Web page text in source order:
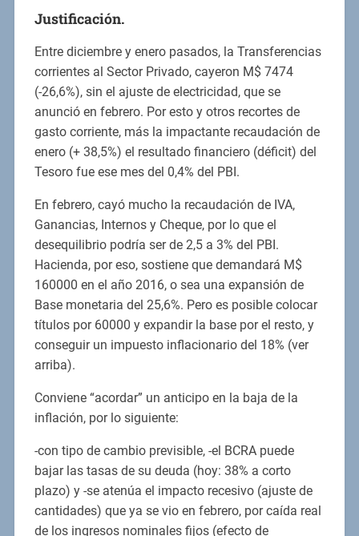
Justificación.
Entre diciembre y enero pasados, la Transferencias
corrientes al Sector Privado, cayeron M$ 7474
(-26,6%), sin el ajuste de electricidad, que se
anunció en febrero. Por esto y otros recortes de
gasto corriente, más la impactante recaudación de
enero (+ 38,5%) el resultado financiero (déficit) del
Tesoro fue ese mes del 0,4% del PBI.
En febrero, cayó mucho la recaudación de IVA,
Ganancias, Internos y Cheque, por lo que el
desequilibrio podría ser de 2,5 a 3% del PBI.
Hacienda, por eso, sostiene que demandará M$
160000 en el año 2016, o sea una expansión de
Base monetaria del 25,6%. Pero es posible colocar
títulos por 60000 y expandir la base por el resto, y
conseguir un impuesto inflacionario del 18% (ver
arriba).
Conviene “acordar” un anticipo en la baja de la
inflación, por lo siguiente:
-con tipo de cambio previsible, -el BCRA puede
bajar las tasas de su deuda (hoy: 38% a corto
plazo) y -se atenúa el impacto recesivo (ajuste de
cantidades) que ya se vio en febrero, por caída real
de los ingresos nominales fijos (efecto de